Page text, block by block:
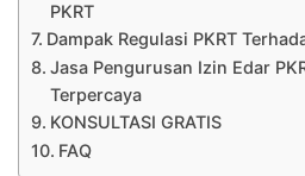
PKRT
Dampak Regulasi PKRT
Jasa Pengurusan Izin Edar
Terpercaya
KONSULTASI GRATIS
FAQ